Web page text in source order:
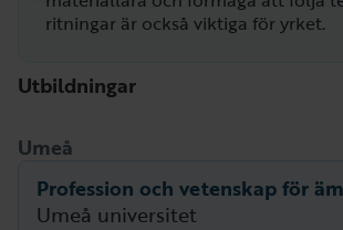
ritningar är också viktiga för yrket.
Utbildningar
Umeå
Profession och vetenskap för
Umeå universitet